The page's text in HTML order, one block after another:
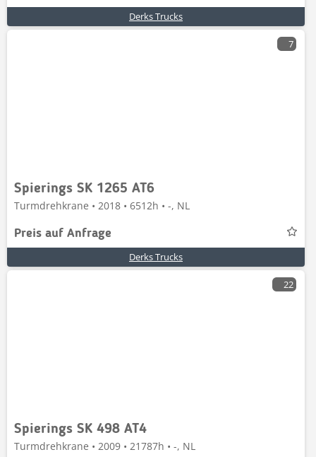
Derks Trucks
7
Spierings SK 1265 AT6
Turmdrehkrane • 2018 • 6512h • -, NL
Preis auf Anfrage
Derks Trucks
22
Spierings SK 498 AT4
Turmdrehkrane • 2009 • 21787h • -, NL